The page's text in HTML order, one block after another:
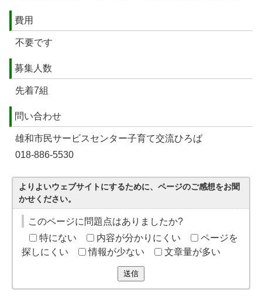
費用
不要です
募集人数
先着7組
問い合わせ
雄和市民サービスセンター子育て交流ひろば
018-886-5530
よりよいウェブサイトにするために、ページのご感想をお聞
かせください。
このページに問題点はありましたか?
特にない
内容が分かりにくい
ページを
探しにくい
情報が少ない 文章量が多い
送信